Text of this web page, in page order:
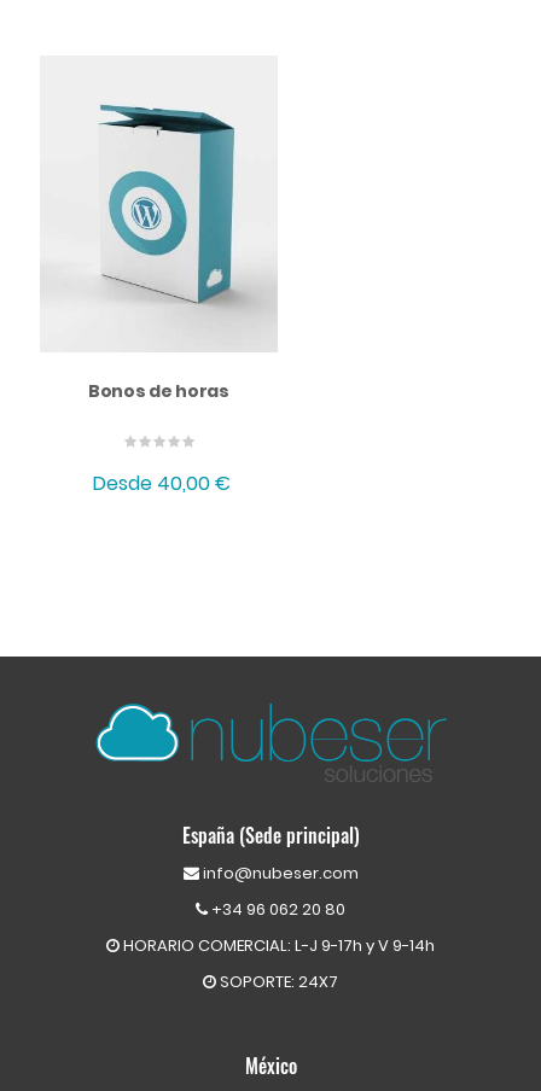
Bonos de horas
Desde 40,00 €
España (Sede principal)
info@nubeser.com
+34 96 062 20 80
HORARIO COMERCIAL: L-J 9-17h y V 9-14h
SOPORTE: 24X7
México